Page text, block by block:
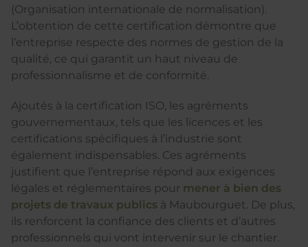
(Organisation internationale de normalisation).
L’obtention de cette certification démontre que
l’entreprise respecte des normes de gestion de la
qualité, ce qui garantit un haut niveau de
professionnalisme et de conformité.
Ajoutés à la certification ISO, les agréments
gouvernementaux, tels que les licences et les
certifications spécifiques à l’industrie sont
également indispensables. Ces agréments
justifient que l’entreprise répond aux exigences
légales et réglementaires pour mener à bien des
projets de travaux publics à Maubourguet. De plus,
ils renforcent la confiance des clients et d’autres
professionnels qui vont intervenir sur le chantier.